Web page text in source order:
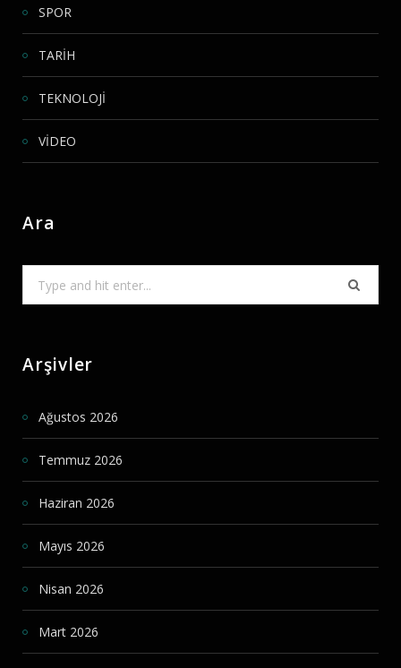
SPOR
TARİH
TEKNOLOJİ
VİDEO
Ara
Arşivler
Ağustos 2026
Temmuz 2026
Haziran 2026
Mayıs 2026
Nisan 2026
Mart 2026